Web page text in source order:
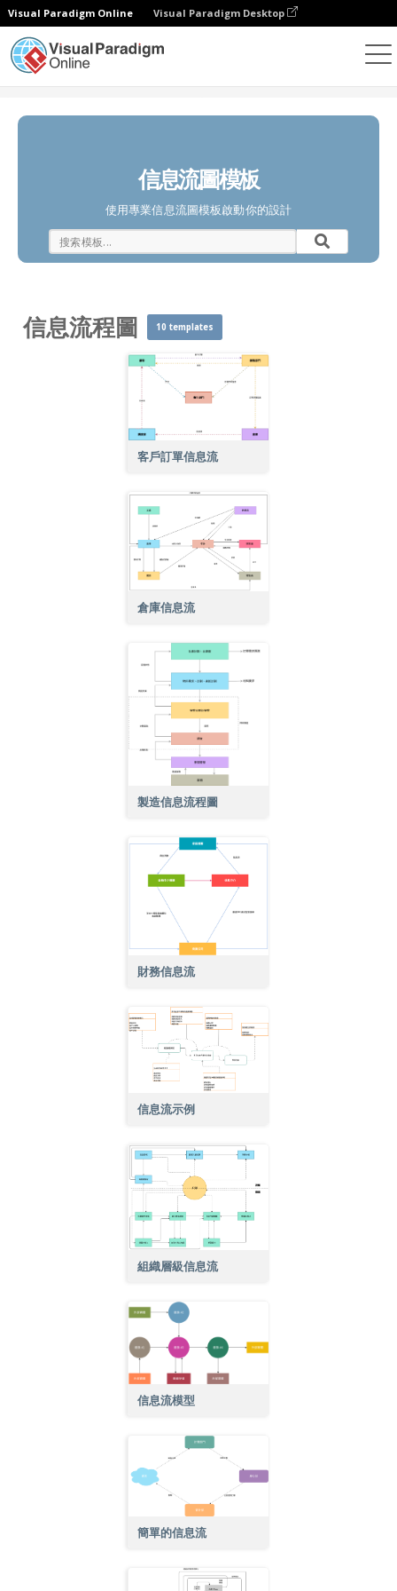
Visual Paradigm Online Visual Paradigm Desktop
信息流圖模板
使用專業信息流圖模板啟動你的設計
信息流程圖 10 templates
客戶訂單信息流
倉庫信息流
製造信息流程圖
財務信息流
信息流示例
組織層級信息流
信息流模型
簡單的信息流